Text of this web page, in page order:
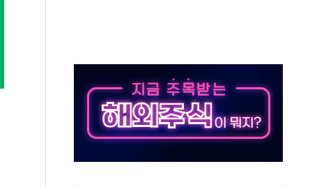
해영토수호훈련 비공개 실시
되는 레버리지 책임론…정청래·조국, 김민석·靑에 공세
) 지질도' 완성...달 어디에 어떤 광물이 있나 한눈에